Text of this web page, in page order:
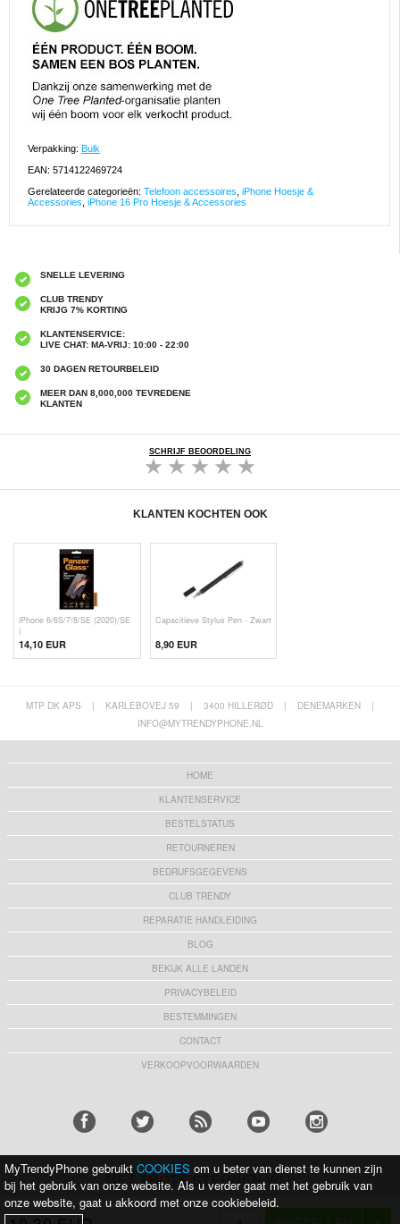
Verpakking: Bulk
EAN: 5714122469724
Gerelateerde categorieën: Telefoon accessoires iPhone Hoesje &
Accessories iPhone 16 Pro Hoesje & Accessories
SNELLE LEVERING
CLUB TRENDY
KRIJG 7% KORTING
KLANTENSERVICE:
LIVE CHAT: MA-VRIJ: 10:00 - 22:00
30 DAGEN RETOURBELEID
MEER DAN 8,000,000 TEVREDENE
KLANTEN
SCHRIJF BEOORDELING
KLANTEN KOCHTEN OOK
iPhone 6/6S/7/8/SE (2020)/SE
(
14,10 EUR
Capacitieve Stylus Pen - Zwart
8,90 EUR
MTP DK APS | KARLEBOVEJ 59 | 3400 HILLERØD | DENEMARKEN
|
INFO@MYTRENDYPHONE.NL
HOME
KLANTENSERVICE
BESTELSTATUS
RETOURNEREN
BEDRIJFSGEGEVENS
CLUB TRENDY
REPARATIE HANDLEIDING
BLOG
BEKIJK ALLE LANDEN
PRIVACYBELEID
BESTEMMINGEN
CONTACT
VERKOOPVOORWAARDEN
MET TROTS STEUNEN WIJ:
MyTrendyPhone gebruikt COOKIES om u beter van dienst te kunnen zijn
bij het gebruik van onze website. Als u verder gaat met het gebruik van
onze website, gaat u akkoord met onze cookiebeleid.